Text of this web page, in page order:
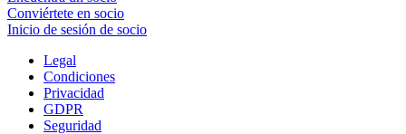
Conviértete en socio
Inicio de sesión de socio
Legal
Condiciones
Privacidad
GDPR
Seguridad